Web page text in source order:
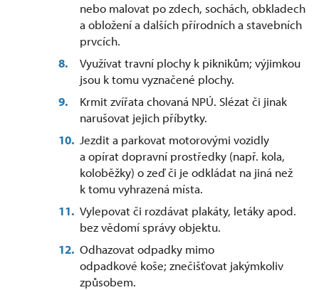
nebo malovat po zdech, sochách, obkladech
a obložení a dalších přírodních a stavebních
prvcích.
Využívat travní plochy k piknikům; výjimkou
jsou k tomu vyznačené plochy.
Krmit zvířata chovaná NPÚ. Slézat či jinak
narušovat jejich příbytky.
Jezdit a parkovat motorovými vozidly
a opírat dopravní prostředky (např. kola,
koloběžky) o zeď či je odkládat na jiná než
k tomu vyhrazená místa.
Vylepovat či rozdávat plakáty, letáky apod.
bez vědomí správy objektu.
Odhazovat odpadky mimo
odpadkové koše; znečišťovat jakýmkoliv
způsobem.